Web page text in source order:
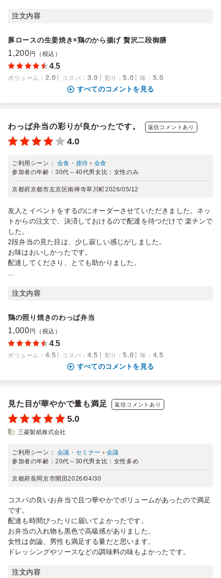
注文内容
豚ロースの生姜焼き×鶏のから揚げ 贅沢二段御膳
1,200 円（税込）
4.5
ボリューム ： 2.0 コスパ ： 3.0 彩り ：5.0 味 ： 5.0
すべてのコメントを見る
わっぱ弁当の彩りが良かったです。 返信コメントあり
4.0
ご利用シーン： 会食・接待 › 会食
参加者の年齢：30代～40代男女比： 女性のみ
京都府京都市左京区南禅寺草川町2026/05/12
友人とイベントをするのにオーダーさせていただきました。ネッ
トからの注文で、決済しておけるので配達を待つだけで 楽チンで
した。
2段弁当の見た目は、少し寂しい感じがしました。
お味はおいしかったです。
配達してくださり、とても助かりました。
注文内容
鶏の照り焼きのわっぱ弁当
1,000 円（税込）
4.5
ボリューム ： 4.5 コスパ ： 4.5 彩り ：5.0 味 ： 4.5
すべてのコメントを見る
見た目が華やかで量も満足 返信コメントあり
5.0
三菱製紙株式会社
ご利用シーン： 会議・セミナー › 会議
参加者の年齢：20代～30代男女比： 女性多め
京都府長岡京市開田2026/04/30
コスパの良いお弁当で且つ華やかでボリュームがあったので満足
です。
配達も時間ぴったりに届いてよかったです。
お弁当の入れ物も黒色で高級感がありました。
女性は勿論、男性も満足する量だと思います。
ドレッシングやソースなどの調味料の味もよかったです。
注文内容